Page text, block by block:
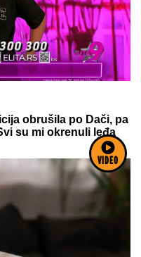
VIDEO
CASINO Preuzmi